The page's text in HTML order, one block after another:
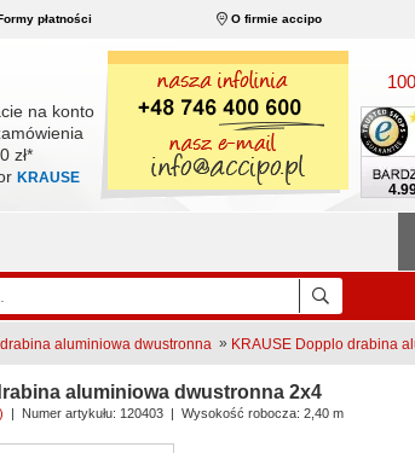
płatności O firmie accipo
na konto
zł*
KRAUSE
aluminiowa dwustronna » KRAUSE Dopplo drabina
aluminiowa dwustronna 2x4
| Numer artykułu: 120403 | Wysokość robocza: 2,40 m